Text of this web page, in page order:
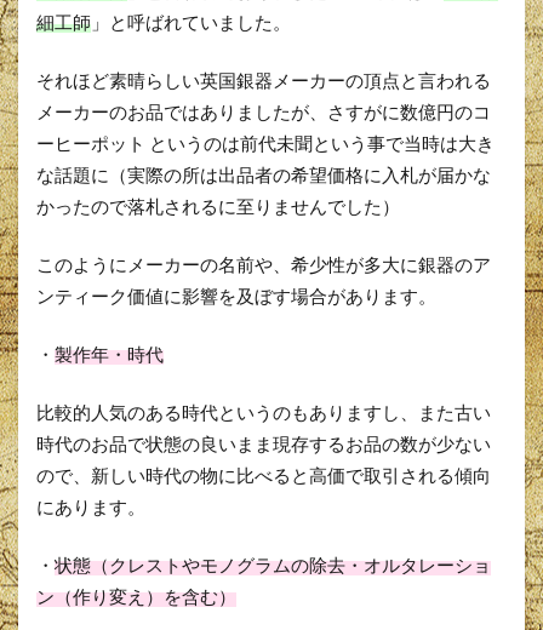
細工師 」と呼ばれていました。
それほど素晴らしい英国銀器メーカーの頂点と言われる
メーカーのお品ではありましたが、さすがに数億円のコ
ーヒーポット というのは前代未聞という事で当時は大き
な話題に（実際の所は出品者の希望価格に入札が届かな
かったので落札されるに至りませんでした）
このようにメーカーの名前や、希少性が多大に銀器のア
ンティーク価値に影響を及ぼす場合があります。
・ 製作年・時代
比較的人気のある時代というのもありますし、また古い
時代のお品で状態の良いまま現存するお品の数が少ない
ので、新しい時代の物に比べると高価で取引される傾向
にあります。
・ 状態（クレストやモノグラムの除去・オルタレーショ
ン（作り変え）を含む）